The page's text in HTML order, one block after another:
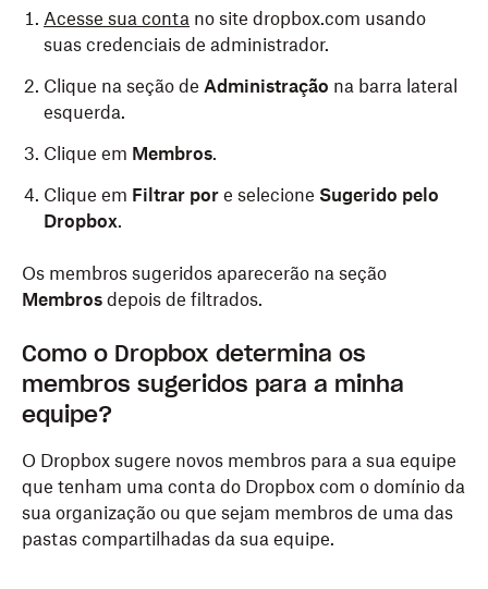
Acesse sua conta no site dropbox.com usando
suas credenciais de administrador.
Clique na seção de Administração na barra lateral
esquerda.
Clique em Membros.
Clique em Filtrar por e selecione Sugerido pelo
Dropbox.
Os membros sugeridos aparecerão na seção
Membros depois de filtrados.
Como o Dropbox determina os
membros sugeridos para a minha
equipe?
O Dropbox sugere novos membros para a sua equipe
que tenham uma conta do Dropbox com o domínio da
sua organização ou que sejam membros de uma das
pastas compartilhadas da sua equipe.